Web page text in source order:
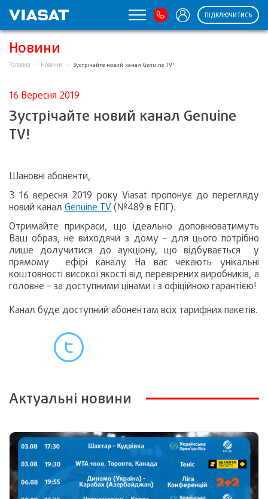
ПІДКЛЮЧИТИСЬ
Новини
Головна Новини Зустрічайте новий канал Genuine TV!
16 Вересня 2019
Зустрічайте новий канал Genuine
TV!
Шановні абоненти,
З 16 вересня 2019 року Viasat пропонує до перегляду
новий канал Genuine TV(№489 в ЕПГ).
Отримайте прикраси, що ідеально доповнюватимуть
Ваш образ, не виходячи з дому – для цього потрібно
лише долучитися до аукціону, що відбувається у
прямому ефірі каналу. На вас чекають унікальні
коштовності високої якості від перевірених виробників, а
головне – за доступними цінами і з офіційною гарантією!
Канал буде доступний абонентам всіх тарифних пакетів.
Актуальні новини